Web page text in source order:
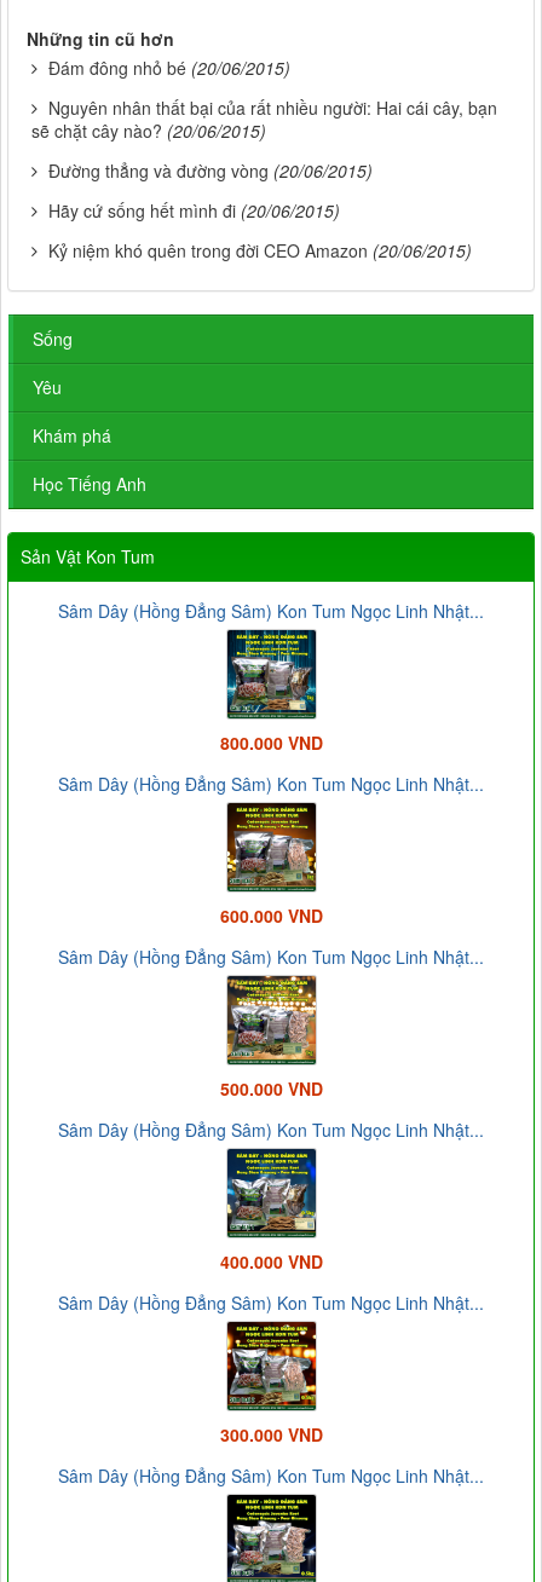
Những tin cũ hơn
Đám đông nhỏ bé (20/06/2015)
Nguyên nhân thất bại của rất nhiều người: Hai cái cây, bạn
sẽ chặt cây nào? (20/06/2015)
Đường thẳng và đường vòng (20/06/2015)
Hãy cứ sống hết mình đi (20/06/2015)
Kỷ niệm khó quên trong đời CEO Amazon (20/06/2015)
Sống
Yêu
Khám phá
Học Tiếng Anh
Sản Vật Kon Tum
Sâm Dây (Hồng Đẳng Sâm) Kon Tum Ngọc Linh Nhật...
800.000 VND
Sâm Dây (Hồng Đẳng Sâm) Kon Tum Ngọc Linh Nhật...
600.000 VND
Sâm Dây (Hồng Đẳng Sâm) Kon Tum Ngọc Linh Nhật...
500.000 VND
Sâm Dây (Hồng Đẳng Sâm) Kon Tum Ngọc Linh Nhật...
400.000 VND
Sâm Dây (Hồng Đẳng Sâm) Kon Tum Ngọc Linh Nhật...
300.000 VND
Sâm Dây (Hồng Đẳng Sâm) Kon Tum Ngọc Linh Nhật...